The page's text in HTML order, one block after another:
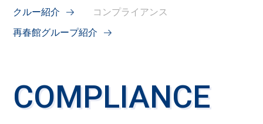
クルー紹介 コンプライアンス
再春館グループ紹介
COMPLIANCE